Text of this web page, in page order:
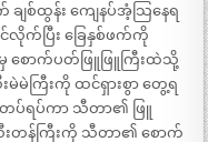
စ်ထွန်း ကျေနပ်အံ့သြနေရ
က်ပြီး ခြေနှစ်ဖက်ကို
ောက်ပတ်ဖြူဖြူကြီးထဲသို့
မဲမဲကြီးကို ထင်ရှားစွာ တွေ့ရ
တပ်ရပ်ကာ သီတာ၏ ဖြူ
းတန်ကြီးကို သီတာ၏ စောက်